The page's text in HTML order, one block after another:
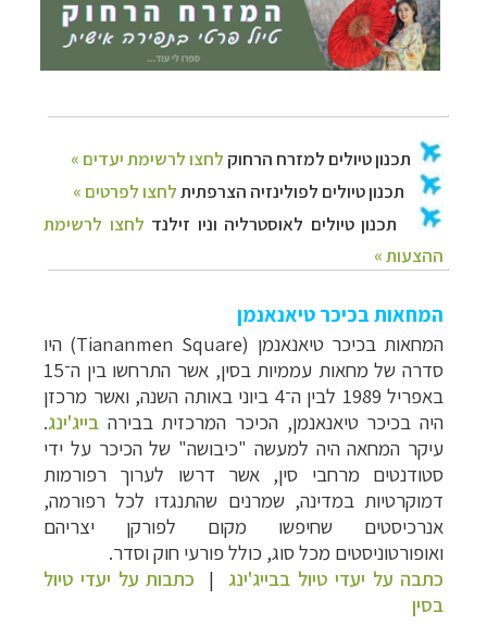
ההצעות »
המחאות בכיכר טיאנאנמן
המחאות בכיכר טיאנאנמן (Tiananmen Square) היו
סדרה של מחאות עממיות בסין, אשר התרחשו בין ה־15
באפריל 1989 לבין ה־4 ביוני באותה השנה, ואשר מרכזן
היה בכיכר טיאנאנמן, הכיכר המרכזית בבירה בייג'ינג.
עיקר המחאה היה למעשה "כיבושה" של הכיכר על ידי
סטודנטים מרחבי סין, אשר דרשו לערוך רפורמות
דמוקרטיות במדינה, שמרנים שהתנגדו לכל רפורמה,
אנרכיסטים שחיפשו מקום לפורקן יצריהם
ואופורטוניסטים מכל סוג, כולל פורעי חוק וסדר.
כתבה על יעדי טיול בבייג'ינג| כתבות על יעדי טיול
בסין